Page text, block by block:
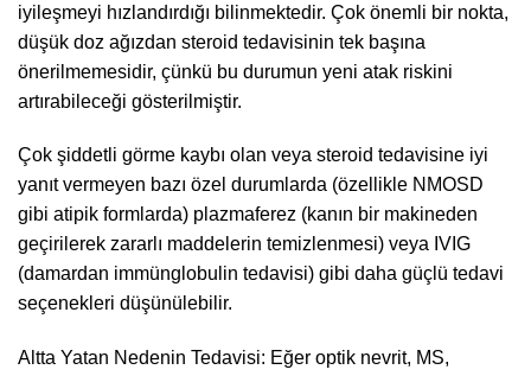
iyileşmeyi hızlandırdığı bilinmektedir. Çok önemli bir nokta,
düşük doz ağızdan steroid tedavisinin tek başına
önerilmemesidir, çünkü bu durumun yeni atak riskini
artırabileceği gösterilmiştir.
Çok şiddetli görme kaybı olan veya steroid tedavisine iyi
yanıt vermeyen bazı özel durumlarda (özellikle NMOSD
gibi atipik formlarda) plazmaferez (kanın bir makineden
geçirilerek zararlı maddelerin temizlenmesi) veya IVIG
(damardan immünglobulin tedavisi) gibi daha güçlü tedavi
seçenekleri düşünülebilir.
Altta Yatan Nedenin Tedavisi: Eğer optik nevrit, MS,